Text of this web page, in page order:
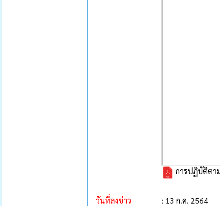
การปฏิบัติตา
วันที่ลงข่าว
: 13 ก.ค. 2564